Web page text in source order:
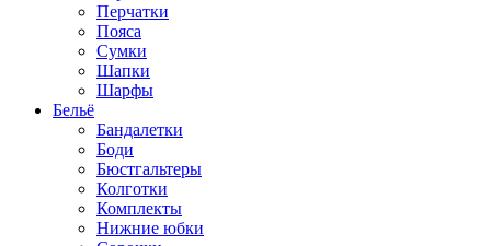
Перчатки
Пояса
Сумки
Шапки
Шарфы
Бельё
Бандалетки
Боди
Бюстгальтеры
Колготки
Комплекты
Нижние юбки